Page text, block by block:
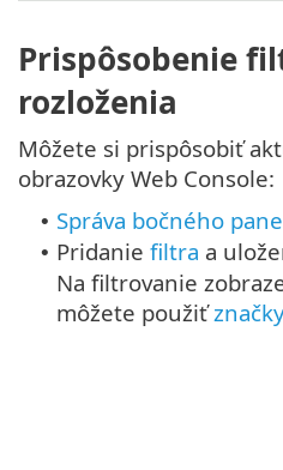
Prispôsobenie
rozloženia
Môžete si prispôsobiť
obrazovky Web Console:
• Správa bočného
• Pridanie filtra a
Na filtrovanie
môžete použiťznačky